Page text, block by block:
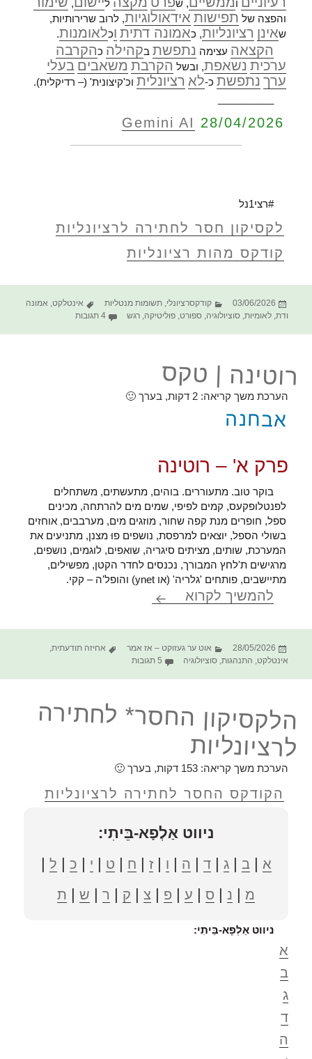
ו , ש ל ,
והפצה של תפישות אידאולוגיות, לרוב שרירותיות,
שאינן רציונליות, כאמונה דתית וכלאומנות.
הקצאה עצימה נתפשת בקהילה כהקרבה
ערכית נשאפת, ובשל הקרבת משאבים בעלי
ערך נתפשת כ-לא רציונלית וכ'קיצונית' (– רדיקלית).
Gemini AI 28/04/2026
#רצי1נל
לקסיקון חסר לחתירה לרציונליות
קודקס מהות רציונליות
פורסם
בתאריך
03/06/2026 קטגוריות
קודקסרציונלי,תשומות מנטליות תגיות
אינטלקט, אמונה
ודת,לאומיות,סוציולוגיה,ספורט,פוליטיקה,רגש 4 תגובות על הקודקס החסר
רוטינה | טקס
הערכת משך קריאה: 2 דקות, בערך 🙂
אבחנה
פרק א' – רוטינה
בוקר טוב. מתעוררים. בוהים, מתעשתים, משתחלים
לפנטלופקעס, קמים לפיפי, שמים מים להרתחה, מכינים
ספל, חופרים מנת קפה שחור, מוזגים מים, מערבבים, אוחזים
בשולי הספל, יוצאים למרפסת, נושפים פוּ מצנן, מתניעים את
המערכת, שותים, מציתים סיגריה, שואפים, לוגמים, נושפים,
מרגישים ת'לחץ המבורך, נכנסים לחדר הקטן, מפשילים,
מתיישבים, פותחים 'גלריה' (או ynet) והופל'ה – קקי.
להמשיך לקרוא רוטינה | טקס
פורסם
בתאריך
28/05/2026 קטגוריות
אוט ער געזוקט – אז אמר תגיות
אחיזה תודעתית
אינטלקט התנהגות ,סוציולוגיה 5 תגובות על רוטינה | טקס
הלקסיקון החסר* לחתירה
לרציונליות
הערכת משך קריאה: 153 דקות, בערך 🙂
הקודקס החסר לחתירה לרציונליות
ניווט אַלְפָא-בֵּיתִי:
א | ב |ג |ד | ה | ו |ז | ח | ט | י | כ | ל |
מ | נ | ס | ע | פ | צ | ק | ר | ש | ת
ניווט אַלְפָא-בֵּיתִי:
א
ב
ג
ד
ה